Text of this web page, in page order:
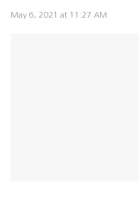
May 6, 2021 at 11:27 AM